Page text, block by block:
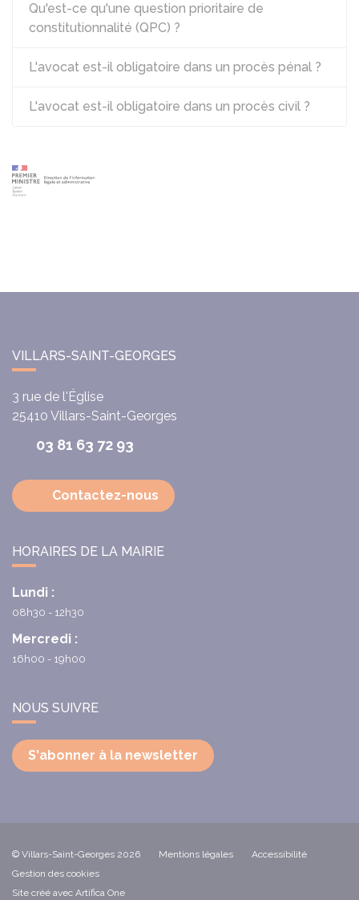
Qu'est-ce qu'une question prioritaire de
constitutionnalité (QPC) ?
L'avocat est-il obligatoire dans un procès pénal ?
L'avocat est-il obligatoire dans un procès civil ?
VILLARS-SAINT-GEORGES
3 rue de l'Église
25410 Villars-Saint-Georges
03 81 63 72 93
Contactez-nous
HORAIRES DE LA MAIRIE
Lundi :
08h30 - 12h30
Mercredi :
16h00 - 19h00
NOUS SUIVRE
S'abonner à la newsletter
© Villars-Saint-Georges 2026 Mentions légales
Accessibilité
Gestion des cookies
Site créé avec Artifica One